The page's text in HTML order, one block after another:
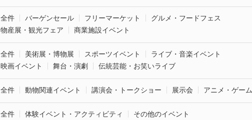
全件 バーゲンセール フリーマーケット
グルメ・フードフェス
物産展・観光フェア
商業施設イベント
全件 美術展・博物展 スポーツイベント
ライブ・音楽イベント
映画イベント
舞台・演劇 伝統芸能・お笑いライブ
全件 動物関連イベント 講演会・トークショー 展示会 アニメ・ゲーム
全件 体験イベント・アクティビティ その他のイベント